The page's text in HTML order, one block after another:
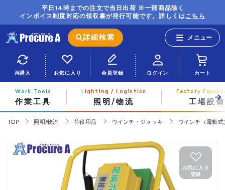
平日14時までの注文で当日出荷 ※一部商品除く
インボイス制度対応の領収書が発行可能です。詳しくはこちら
詳細検索
再購入 お気に入り 会員登録 ログイン カート
作業工具 照明/物流 工場設備
TOP 照明/物流 荷役用品 ウインチ・ジャッキ ウインチ（電動式
お気に入り
登録